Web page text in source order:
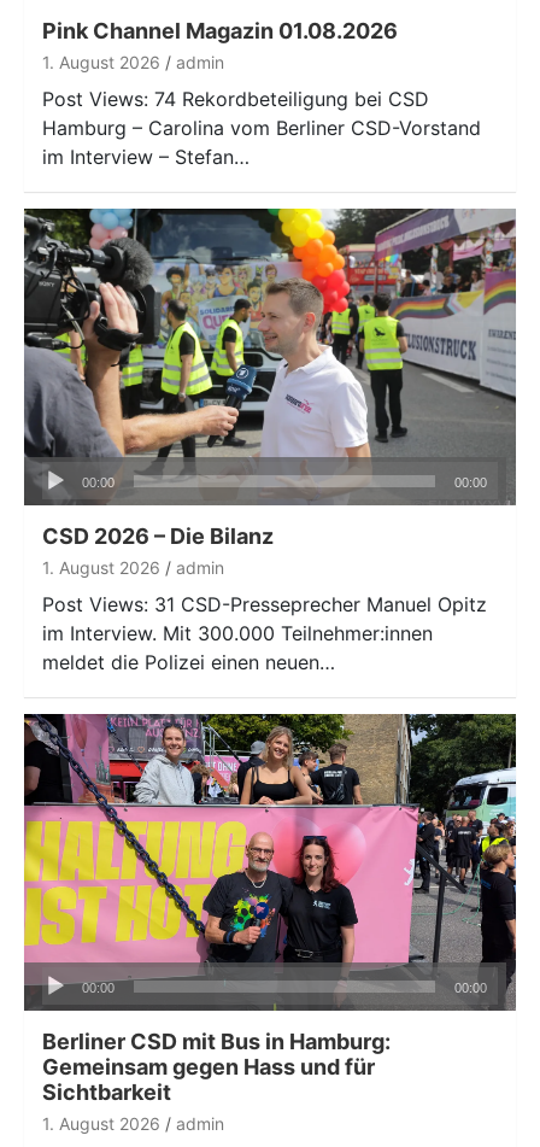
Pink Channel Magazin 01.08.2026
1. August 2026 admin
Post Views: 74 Rekordbeteiligung bei CSD
Hamburg – Carolina vom Berliner CSD-Vorstand
im Interview – Stefan…
Audio-
Player
00:00 00:00
CSD 2026 – Die Bilanz
1. August 2026 admin
Post Views: 31 CSD-Presseprecher Manuel Opitz
im Interview. Mit 300.000 Teilnehmer:innen
meldet die Polizei einen neuen…
Audio-
Player
00:00 00:00
Berliner CSD mit Bus in Hamburg:
Gemeinsam gegen Hass und für
Sichtbarkeit
1. August 2026 admin